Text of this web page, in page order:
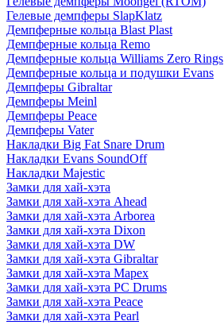
Гелевые демпферы SlapKlatz
Демпферные кольца Blast Plast
Демпферные кольца Remo
Демпферные кольца Williams Zero Rings
Демпферные кольца и подушки Evans
Демпферы Gibraltar
Демпферы Meinl
Демпферы Peace
Демпферы Vater
Накладки Big Fat Snare Drum
Накладки Evans SoundOff
Накладки Majestic
Замки для хай-хэта
Замки для хай-хэта Ahead
Замки для хай-хэта Arborea
Замки для хай-хэта Dixon
Замки для хай-хэта DW
Замки для хай-хэта Gibraltar
Замки для хай-хэта Mapex
Замки для хай-хэта PC Drums
Замки для хай-хэта Peace
Замки для хай-хэта Pearl